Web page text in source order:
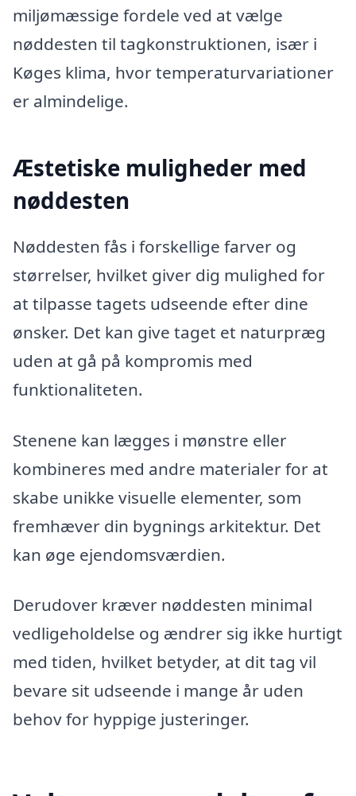
miljømæssige fordele ved at vælge
nøddesten til tagkonstruktionen, især i
Køges klima, hvor temperaturvariationer
er almindelige.
Æstetiske muligheder med
nøddesten
Nøddesten fås i forskellige farver og
størrelser, hvilket giver dig mulighed for
at tilpasse tagets udseende efter dine
ønsker. Det kan give taget et naturpræg
uden at gå på kompromis med
funktionaliteten.
Stenene kan lægges i mønstre eller
kombineres med andre materialer for at
skabe unikke visuelle elementer, som
fremhæver din bygnings arkitektur. Det
kan øge ejendomsværdien.
Derudover kræver nøddesten minimal
vedligeholdelse og ændrer sig ikke hurtigt
med tiden, hvilket betyder, at dit tag vil
bevare sit udseende i mange år uden
behov for hyppige justeringer.